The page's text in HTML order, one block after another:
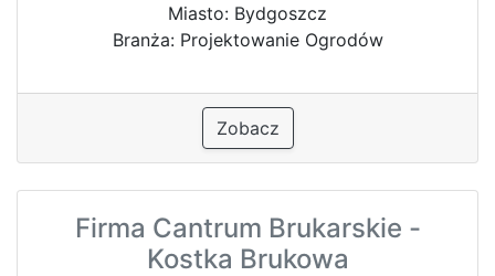
Miasto: Bydgoszcz
Branża: Projektowanie Ogrodów
Zobacz
Firma Cantrum Brukarskie -
Kostka Brukowa